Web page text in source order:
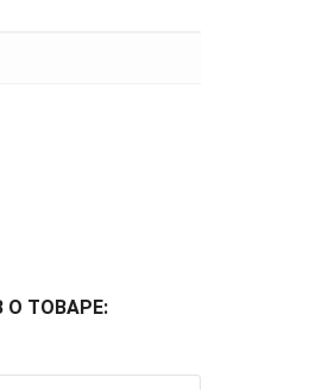
О ТОВАРЕ: